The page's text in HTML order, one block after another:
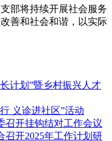
部将持续开展社会服务
善和社会和谐，以实际
计划”暨乡村振兴人才
义诊进社区”活动
召开挂钩结对工作会议
召开2025年工作计划研